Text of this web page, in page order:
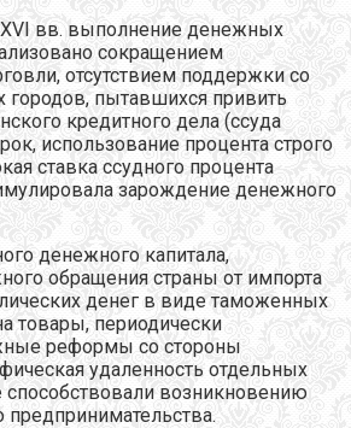
вв. выполнение денежных
сокращением
отсутствием поддержки со
городов, пытавшихся привить
кредитного дела (ссуда
использование процента строго
ставка ссудного процента
зарождение денежного
денежного капитала,
обращения страны от импорта
денег в виде таможенных
товары, периодически
реформы со стороны
удаленность отдельных
способствовали возникновению
предпринимательства.